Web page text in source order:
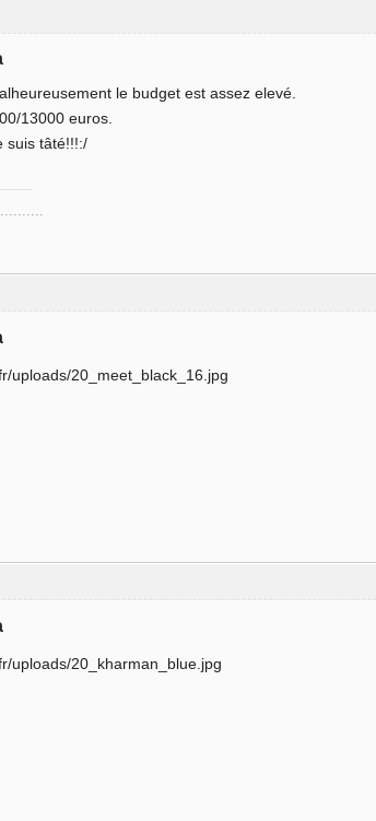
le budget est assez elevé.
13000 euros.
suis tâté!!!:/